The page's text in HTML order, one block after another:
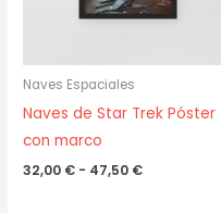
Naves Espaciales
Naves de Star Trek Póster
con marco
32,00 € - 47,50 €